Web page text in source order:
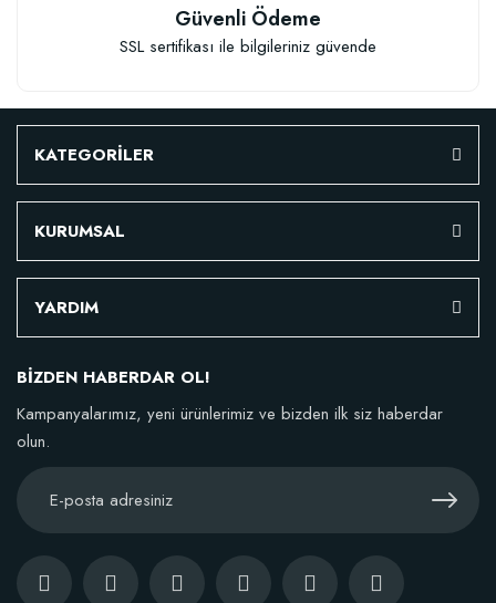
Güvenli Ödeme
SSL sertifikası ile bilgileriniz güvende
KATEGORİLER
KURUMSAL
YARDIM
BİZDEN HABERDAR OL!
Kampanyalarımız, yeni ürünlerimiz ve bizden ilk siz haberdar
olun.